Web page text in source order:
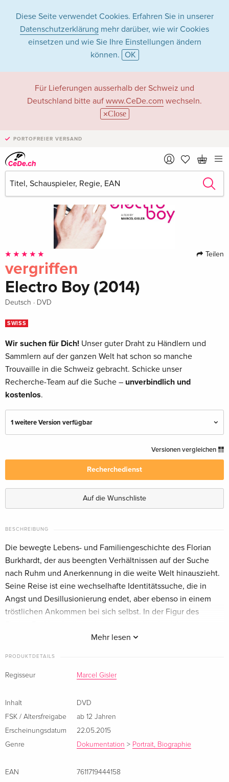
Diese Seite verwendet Cookies. Erfahren Sie in unserer
Datenschutzerklärung mehr darüber, wie wir Cookies
einsetzen und wie Sie Ihre Einstellungen ändern
können. OK
Für Lieferungen ausserhalb der Schweiz und
Deutschland bitte auf www.CeDe.com wechseln.
Close
PORTOFREIER VERSAND
Teilen
vergriffen
Electro Boy (2014)
Deutsch · DVD
SWISS
Wir suchen für Dich! Unser guter Draht zu Händlern und
Sammlern auf der ganzen Welt hat schon so manche
Trouvaille in die Schweiz gebracht. Schicke unser
Recherche-Team auf die Suche – unverbindlich und
kostenlos.
1 weitere Version verfügbar
vergriffen
Standard Edition
vergriffen
Versionen vergleichen
Recherchedienst
Auf die Wunschliste
BESCHREIBUNG
Mehr lesen
Die bewegte Lebens- und Familiengeschichte des Florian
Burkhardt, der aus beengten Verhältnissen auf der Suche
nach Ruhm und Anerkennung in die weite Welt hinauszieht.
Seine Reise ist eine wechselhafte Identitätssuche, die in
Angst und Desillusionierung endet, aber ebenso in einem
tröstlichen Ankommen bei sich selbst. In der Figur des
persönliche Geschichte und Zeitgeschichte. Denn sein Weg
PRODUKTDETAILS
Regisseur Marcel Gisler
Inhalt
DVD
FSK / Altersfreigabe
ab 12 Jahren
Erscheinungsdatum
22.05.2015
Genre
Dokumentation > Portrait, Biographie
EAN
7611719444158